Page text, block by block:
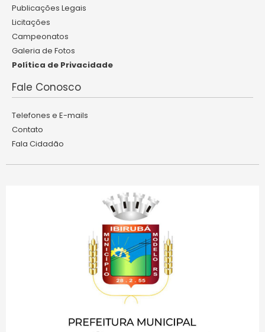
Publicações Legais
Licitações
Campeonatos
Galeria de Fotos
Política de Privacidade
Fale Conosco
Telefones e E-mails
Contato
Fala Cidadão